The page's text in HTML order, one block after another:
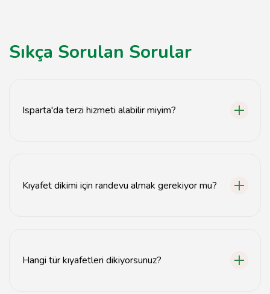
Sıkça Sorulan Sorular
Isparta'da terzi hizmeti alabilir miyim?
Kıyafet dikimi için randevu almak gerekiyor mu?
Hangi tür kıyafetleri dikiyorsunuz?